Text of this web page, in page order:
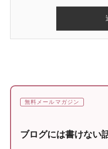
無料メールマガジン
ブログには書けない